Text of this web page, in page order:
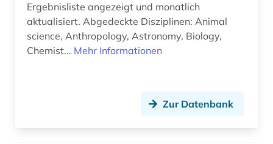
earnings calls transkripte (1)
edition (1)
elektronische bibliothek (1)
Ergebnisliste angezeigt und monatlich
aktualisiert. Abgedeckte Disziplinen: Animal
science, Anthropology, Astronomy, Biology,
Chemist... Mehr Informationen
Zur Datenbank